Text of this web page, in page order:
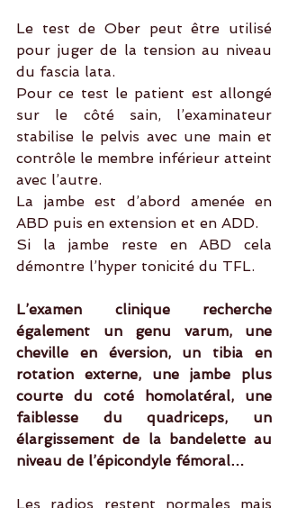
Le test de Ober peut être utilisé
pour juger de la tension au niveau
du fascia lata.
Pour ce test le patient est allongé
sur le côté sain, l’examinateur
stabilise le pelvis avec une main et
contrôle le membre inférieur atteint
avec l’autre.
La jambe est d’abord amenée en
ABD puis en extension et en ADD.
Si la jambe reste en ABD cela
démontre l’hyper tonicité du TFL.
L’examen clinique recherche
également un genu varum, une
cheville en éversion, un tibia en
rotation externe, une jambe plus
courte du coté homolatéral, une
faiblesse du quadriceps, un
élargissement de la bandelette au
niveau de l’épicondyle fémoral…
Les radios restent normales mais